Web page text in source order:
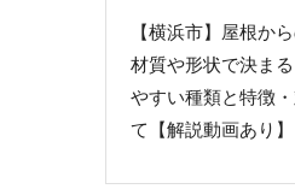
【横浜市】屋根か
材質や形状で決ま
やすい種類と特徴
て【解説動画あり】